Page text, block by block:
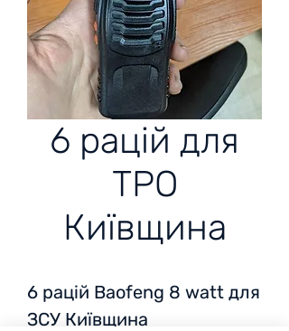
6 рацій для
ТРО
Київщина
6 рацій Baofeng 8 watt для
ЗСУ Київщина